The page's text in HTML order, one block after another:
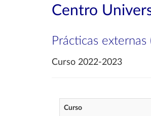
Centro
Prácticas externas
Curso 2022-2023
Curso